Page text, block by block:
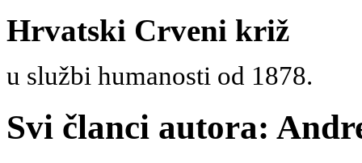
Hrvatski Crveni križ
u službi humanosti od 1878.
Svi članci autora: